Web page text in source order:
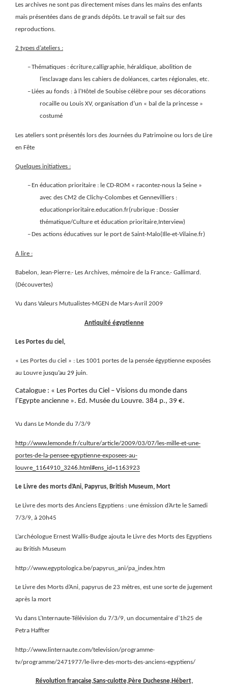
Les archives ne sont pas directement mises dans les mains des enfants
mais présentées dans de grands dépôts. Le travail se fait sur des
reproductions.
2 types d’ateliers :
–Thématiques : écriture,calligraphie, héraldique, abolition de
l’esclavage dans les cahiers de doléances, cartes régionales, etc.
– Liées au fonds : à l’Hôtel de Soubise célèbre pour ses décorations
rocaille ou Louis XV, organisation d’un « bal de la princesse »
costumé
Les ateliers sont présentés lors des Journées du Patrimoine ou lors de Lire
en Fête
Quelques initiatives :
– En éducation prioritaire : le CD-ROM « racontez-nous la Seine »
avec des CM2 de Clichy-Colombes et Gennevilliers :
educationprioritaire.education.fr(rubrique : Dossier
thématique/Culture et éducation prioritaire,Interview)
– Des actions éducatives sur le port de Saint-Malo(Ille-et-Vilaine.fr)
A lire :
Babelon, Jean-Pierre.- Les Archives, mémoire de la France.- Gallimard.
(Découvertes)
Vu dans Valeurs Mutualistes-MGEN de Mars-Avril 2009
Antiquité égyptienne
Les Portes du ciel,
« Les Portes du ciel » : Les 1001 portes de la pensée égyptienne exposées
au Louvre jusqu’au 29 juin.
Catalogue : « Les Portes du Ciel – Visions du monde dans
l’Egypte ancienne ». Ed. Musée du Louvre. 384 p., 39 €.
Vu dans Le Monde du 7/3/9
http://www.lemonde.fr/culture/article/2009/03/07/les-mille-et-une-
portes-de-la-pensee-egyptienne-exposees-au-
louvre_1164910_3246.html#ens_id=1163923
Le Livre des morts d’Ani, Papyrus, British Museum, Mort
Le Livre des morts des Anciens Egyptiens : une émission d’Arte le Samedi
7/3/9, à 20h45
L’archéologue Ernest Wallis-Budge ajouta le Livre des Morts des Egyptiens
au British Museum
http://www.egyptologica.be/papyrus_ani/pa_index.htm
Le Livre des Morts d’Ani, papyrus de 23 mètres, est une sorte de jugement
après la mort
Vu dans L’Internaute-Télévision du 7/3/9, un documentaire d’1h25 de
Petra Haffter
http://www.linternaute.com/television/programme-
tv/programme/2471977/le-livre-des-morts-des-anciens-egyptiens/
Révolution française,Sans-culotte,Père Duchesne,Hébert,